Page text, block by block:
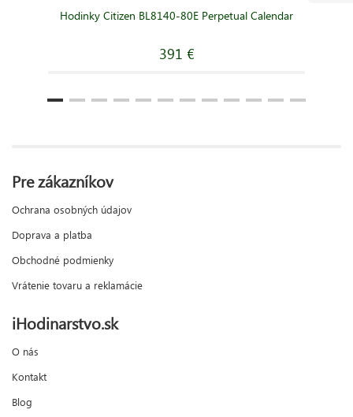
Hodinky Citizen BL8140-80E Perpetual Calendar
391 €
Pre zákazníkov
Ochrana osobných údajov
Doprava a platba
Obchodné podmienky
Vrátenie tovaru a reklamácie
iHodinarstvo.sk
O nás
Kontakt
Blog